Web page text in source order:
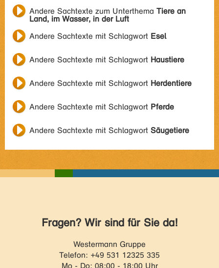
Andere Sachtexte zum Unterthema Tiere an
Land, im Wasser, in der Luft
Andere Sachtexte mit Schlagwort Esel
Andere Sachtexte mit Schlagwort Haustiere
Andere Sachtexte mit Schlagwort Herdentiere
Andere Sachtexte mit Schlagwort Pferde
Andere Sachtexte mit Schlagwort Säugetiere